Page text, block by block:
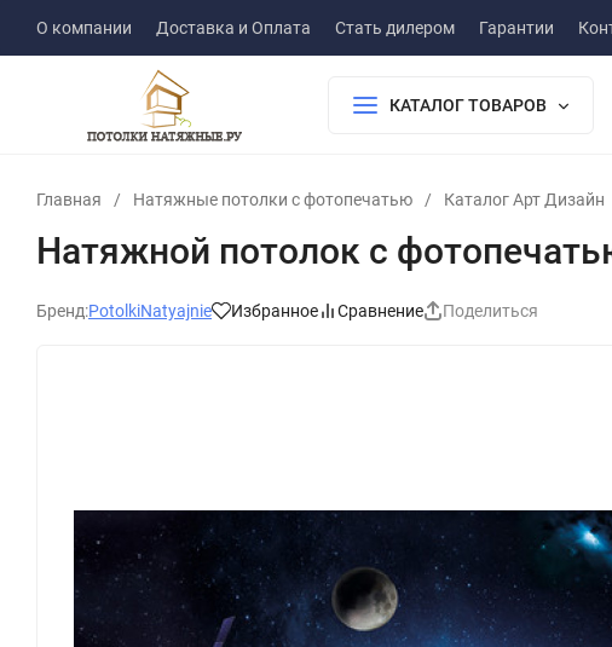
О компании Доставка и Оплата Стать дилером Гарантии
КАТАЛОГ ТОВАРОВ
Главная / Натяжные потолки с фотопечатью / Каталог Арт Дизайн
Натяжной потолок с
Бренд:PotolkiNatyajnie Избранное Сравнение Поделиться